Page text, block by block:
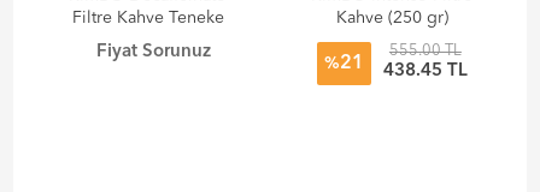
Filtre Kahve Teneke
Kutu (250 gr)
Fiyat Sorunuz
Kahve (250 gr)
%21
555.00 TL
438.45 TL